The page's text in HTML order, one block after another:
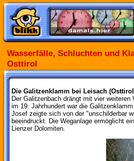
Wasserfälle, Schluchten und
Osttirol
Die Galitzenklamm bei Leisach
Der Galitzenbach drängt mit vier
im 19. Jahrhundert war die
Josef zeigte sich von der "unschilderbar
beeindruckt. Die Weganlage ermöglicht
Lienzer Dolomiten.